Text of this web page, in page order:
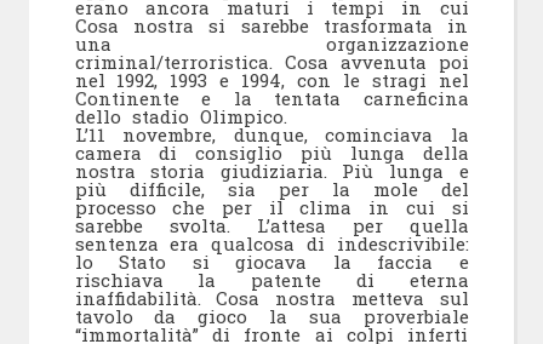
erano ancora maturi i tempi in cui
Cosa nostra si sarebbe trasformata in
una organizzazione
criminal/terroristica. Cosa avvenuta poi
nel 1992, 1993 e 1994, con le stragi nel
Continente e la tentata carneficina
dello stadio Olimpico.
L’11 novembre, dunque, cominciava la
camera di consiglio più lunga della
nostra storia giudiziaria. Più lunga e
più difficile, sia per la mole del
processo che per il clima in cui si
sarebbe svolta. L’attesa per quella
sentenza era qualcosa di indescrivibile:
lo Stato si giocava la faccia e
rischiava la patente di eterna
inaffidabilità. Cosa nostra metteva sul
tavolo da gioco la sua proverbiale
“immortalità” di fronte ai colpi inferti